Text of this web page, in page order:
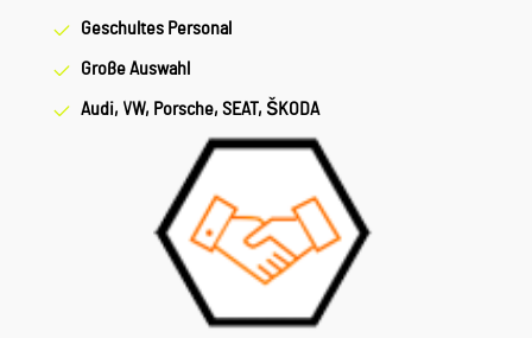
Geschultes Personal
Große Auswahl
Audi, VW, Porsche, SEAT, ŠKODA